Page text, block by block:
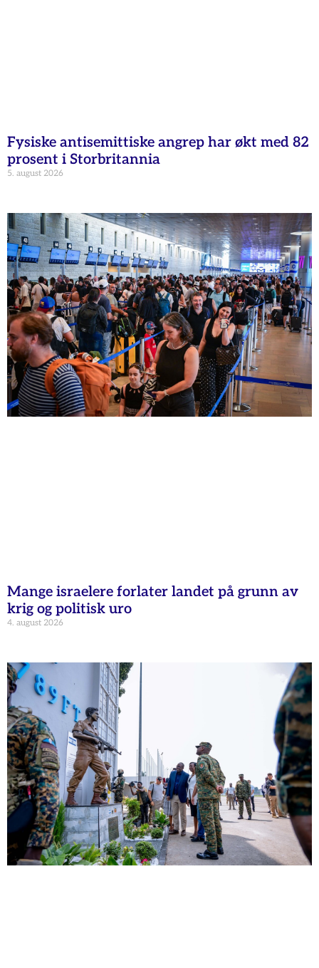
Fysiske antisemittiske angrep har økt med 82
prosent i Storbritannia
5. august 2026
Mange israelere forlater landet på grunn av
krig og politisk uro
4. august 2026